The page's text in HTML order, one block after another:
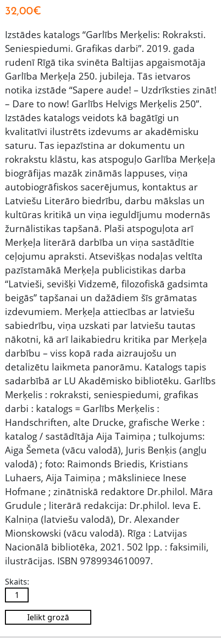
32,00€
Izstādes katalogs “Garlībs Merķelis: Rokraksti.
Seniespiedumi. Grafikas darbi”. 2019. gada
rudenī Rīgā tika svinēta Baltijas apgaismotāja
Garlība Merķeļa 250. jubileja. Tās ietvaros
notika izstāde “Sapere aude! – Uzdrīksties zināt!
– Dare to now! Garlībs Helvigs Merķelis 250”.
Izstādes katalogs veidots kā bagātīgi un
kvalitatīvi ilustrēts izdevums ar akadēmisku
saturu. Tas iepazīstina ar dokumentu un
rokrakstu klāstu, kas atspoguļo Garlība Merķeļa
biogrāfijas mazāk zināmās lappuses, viņa
autobiogrāfiskos sacerējumus, kontaktus ar
Latviešu Literāro biedrību, darbu mākslas un
kultūras kritikā un viņa ieguldījumu modernās
žurnālistikas tapšanā. Plaši atspoguļota arī
Merķeļa literārā darbība un viņa sastādītie
ceļojumu apraksti. Atsevišķas nodaļas veltīta
pazīstamākā Merķeļa publicistikas darba
“Latvieši, sevišķi Vidzemē, filozofiskā gadsimta
beigās” tapšanai un dažādiem šīs grāmatas
izdevumiem. Merķeļa attiecības ar latviešu
sabiedrību, viņa uzskati par latviešu tautas
nākotni, kā arī laikabiedru kritika par Merķeļa
darbību – viss kopā rada aizraujošu un
detalizētu laikmeta panorāmu. Katalogs tapis
sadarbībā ar LU Akadēmisko bibliotēku. Garlībs
Merķelis : rokraksti, seniespiedumi, grafikas
darbi : katalogs = Garlībs Merķelis :
Handschriften, alte Drucke, grafische Werke :
katalog / sastādītāja Aija Taimiņa ; tulkojums:
Aiga Šemeta (vācu valodā), Juris Benķis (angļu
valodā) ; foto: Raimonds Briedis, Kristians
Luhaers, Aija Taimiņa ; māksliniece Inese
Hofmane ; zinātniskā redaktore Dr.philol. Māra
Grudule ; literārā redakcija: Dr.philol. Ieva E.
Kalniņa (latviešu valodā), Dr. Alexander
Mionskowski (vācu valodā). Rīga : Latvijas
Nacionālā bibliotēka, 2021. 502 lpp. : faksimili,
ilustrācijas. ISBN 9789934610097.
Skaits:
Ielikt grozā